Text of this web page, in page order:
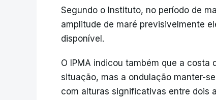
Segundo o Instituto, no período de
amplitude de maré previsivelmente
disponível.
O IPMA indicou também que a
situação, mas a ondulação manter-
com alturas significativas entre dois